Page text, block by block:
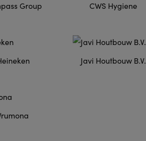
Group CWS Hygiene
Javi Houtbouw B.V.